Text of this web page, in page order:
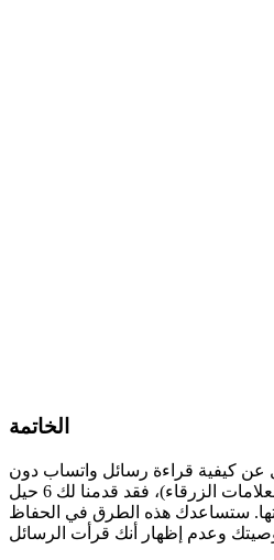
الخاتمة
عن كيفية قراءة رسائل واتساب دون
ظهور إشعار القراءة (العلامات الزرقاء)، فقد قدمنا لك 6 حيل
ستساعدك هذه الطرق في الحفاظ